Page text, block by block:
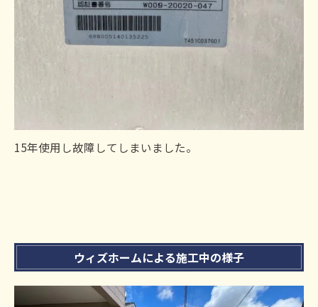
15年使用し故障してしまいました。
ウィズホームによる施工中の様子